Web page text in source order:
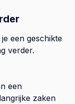
een geschikte
verder.
een
zaken